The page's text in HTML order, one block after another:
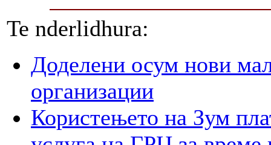
Te nderlidhura:
Доделени осум нови
организации
Користењето на Зум